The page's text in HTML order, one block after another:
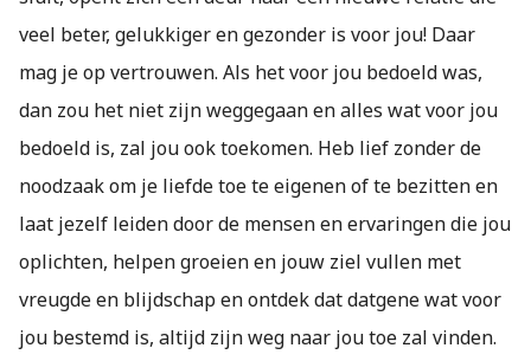
veel beter, gelukkiger en gezonder is voor jou! Daar
mag je op vertrouwen. Als het voor jou bedoeld was,
dan zou het niet zijn weggegaan en alles wat voor jou
bedoeld is, zal jou ook toekomen. Heb lief zonder de
noodzaak om je liefde toe te eigenen of te bezitten en
laat jezelf leiden door de mensen en ervaringen die jou
oplichten, helpen groeien en jouw ziel vullen met
vreugde en blijdschap en ontdek dat datgene wat voor
jou bestemd is, altijd zijn weg naar jou toe zal vinden.